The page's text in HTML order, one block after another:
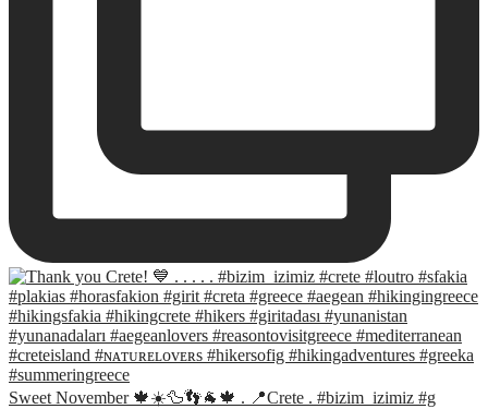
Sweet November 🍁☀️🦆👣🐐🍁 . 📍Crete . #bizim_izimiz #g